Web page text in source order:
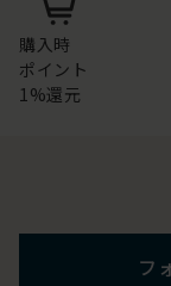
購入時
ポイント
1%還元
フ